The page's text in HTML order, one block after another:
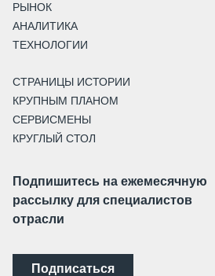
РЫНОК
АНАЛИТИКА
ТЕХНОЛОГИИ
СТРАНИЦЫ ИСТОРИИ
КРУПНЫМ ПЛАНОМ
СЕРВИСМЕНЫ
КРУГЛЫЙ СТОЛ
Подпишитесь на ежемесячную
рассылку для специалистов
отрасли
Подписаться